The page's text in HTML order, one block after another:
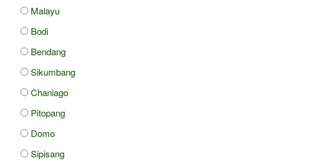
Malayu
Bodi
Bendang
Sikumbang
Chaniago
Pitopang
Domo
Sipisang